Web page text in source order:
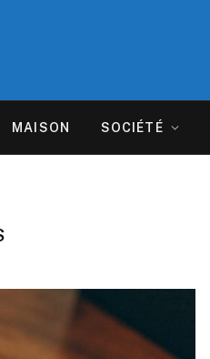
MAISON SOCIÉTÉ